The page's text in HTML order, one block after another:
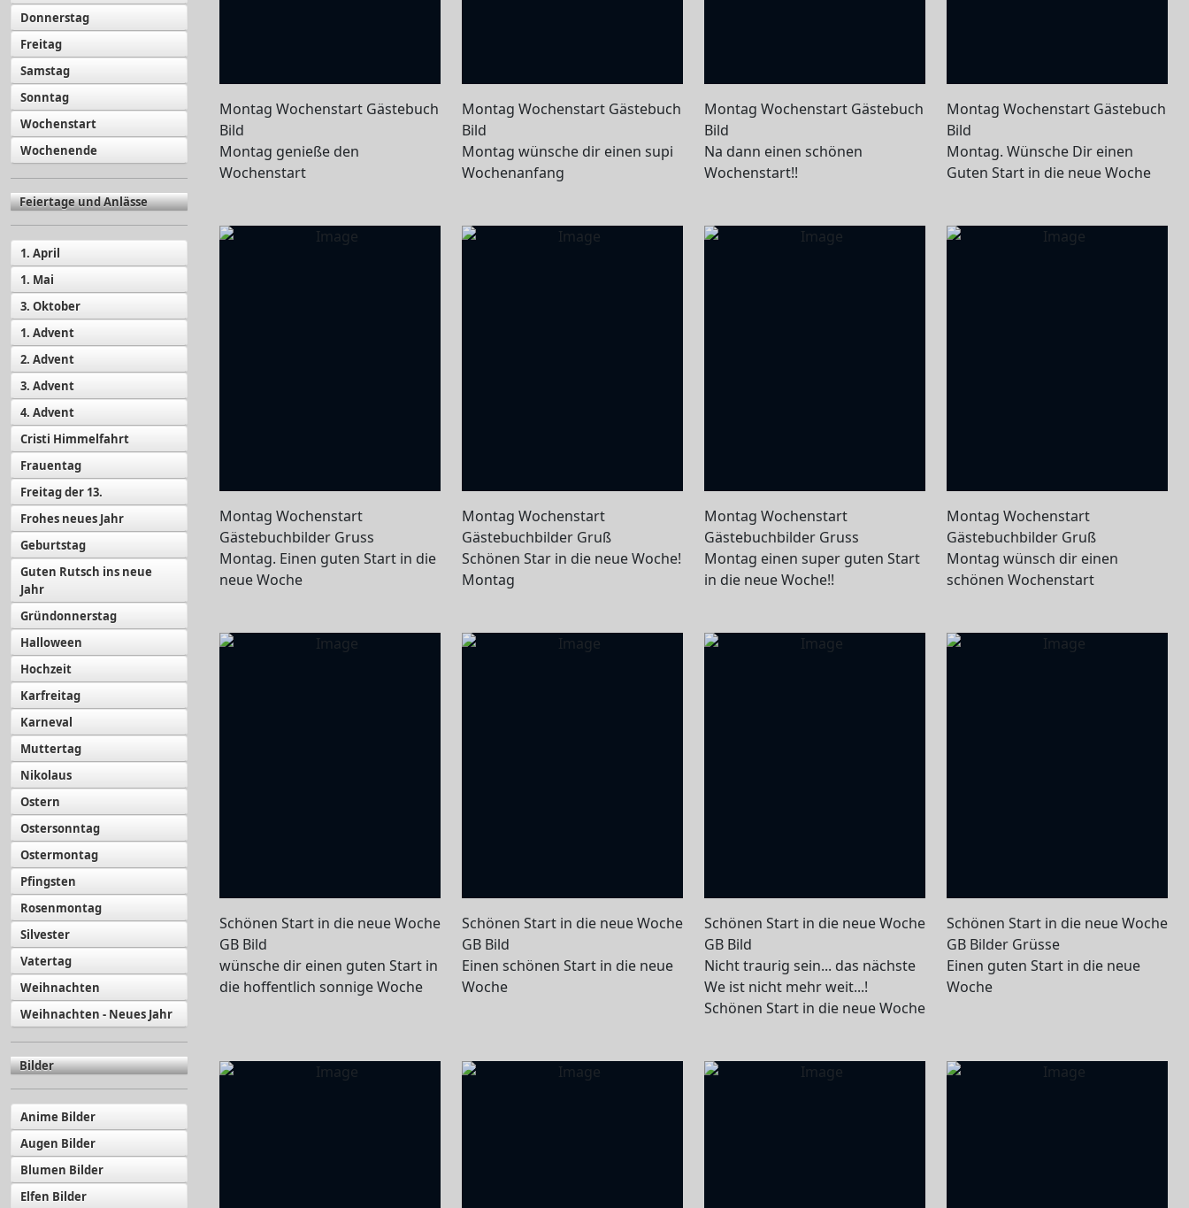
Donnerstag
Freitag
Samstag
Sonntag
Wochenstart
Wochenende
Feiertage und Anlässe
1. April
1. Mai
3. Oktober
1. Advent
2. Advent
3. Advent
4. Advent
Cristi Himmelfahrt
Frauentag
Freitag der 13.
Frohes neues Jahr
Geburtstag
Guten Rutsch ins neue
Jahr
Gründonnerstag
Halloween
Hochzeit
Karfreitag
Karneval
Muttertag
Nikolaus
Ostern
Ostersonntag
Ostermontag
Pfingsten
Rosenmontag
Silvester
Vatertag
Weihnachten
Weihnachten - Neues Jahr
Bilder
Anime Bilder
Augen Bilder
Blumen Bilder
Elfen Bilder
Montag Wochenstart Gästebuch
Bild
Montag genieße den
Wochenstart
Montag Wochenstart Gästebuch
Bild
Montag wünsche dir einen supi
Wochenanfang
Montag Wochenstart Gästebuch
Bild
Na dann einen schönen
Wochenstart!!
Montag Wochenstart Gästebuch
Bild
Montag. Wünsche Dir einen
Guten Start in die neue Woche
Montag Wochenstart
Gästebuchbilder Gruss
Montag. Einen guten Start in die
neue Woche
Montag Wochenstart
Gästebuchbilder Gruß
Schönen Star in die neue Woche!
Montag
Montag Wochenstart
Gästebuchbilder Gruss
Montag einen super guten Start
in die neue Woche!!
Montag Wochenstart
Gästebuchbilder Gruß
Montag wünsch dir einen
schönen Wochenstart
Schönen Start in die neue Woche
GB Bild
wünsche dir einen guten Start in
die hoffentlich sonnige Woche
Schönen Start in die neue Woche
GB Bild
Einen schönen Start in die neue
Woche
Schönen Start in die neue Woche
GB Bild
Nicht traurig sein... das nächste
We ist nicht mehr weit...!
Schönen Start in die neue Woche
Schönen Start in die neue Woche
GB Bilder Grüsse
Einen guten Start in die neue
Woche